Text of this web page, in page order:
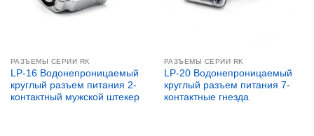
РАЗЪЕМЫ СЕРИИ RK
LP-16 Водонепроницаемый
круглый разъем питания 2-
контактный мужской штекер
РАЗЪЕМЫ СЕРИИ RK
LP-20 Водонепроницаемый
круглый разъем питания 7-
контактные гнезда